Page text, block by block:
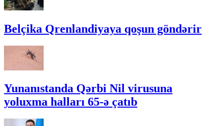
Belçika Qrenlandiyaya qoşun göndərir
Yunanıstanda Qərbi Nil virusuna
yoluxma halları 65-ə çatıb